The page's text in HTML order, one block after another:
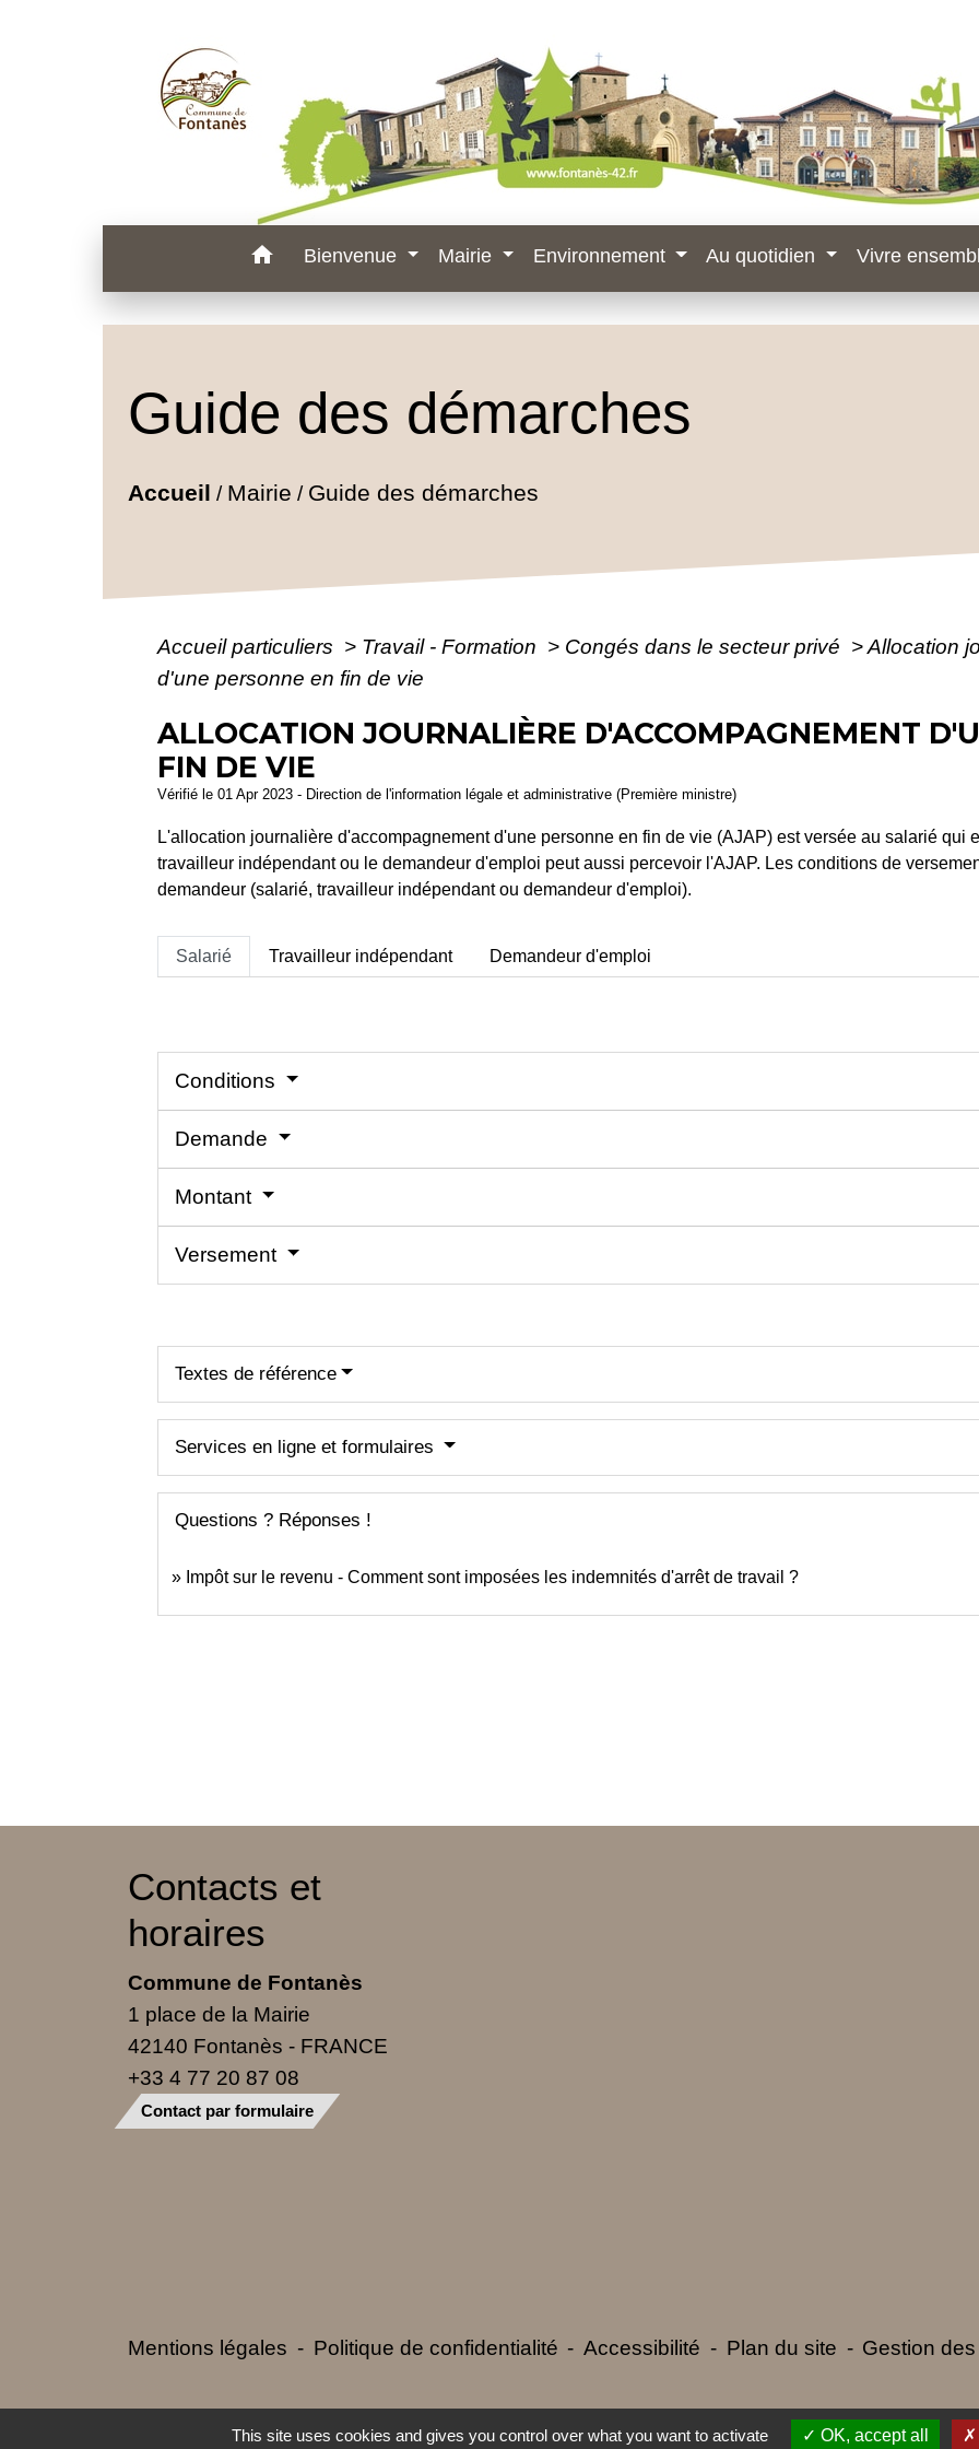
home Bienvenue Mairie Environnement Au quotidien Vivre
Guide des démarches
Accueil / Mairie / Guide des démarches
Accueil particuliers > Travail - Formation > Congés dans le secteur privé >Allocation
d'une personne en fin de vie
ALLOCATION JOURNALIÈRE D'ACCOMPAGNEMENT
FIN DE VIE
Vérifié le 01 Apr 2023 - Direction de l'information légale et administrative (Première ministre)
L'allocation journalière d'accompagnement d'une personne en fin de vie (AJAP) est versée au salarié qui
travailleur indépendant ou le demandeur d'emploi peut aussi percevoir l'AJAP. Les conditions de
demandeur (salarié, travailleur indépendant ou demandeur d'emploi).
Salarié Travailleur indépendant Demandeur d'emploi
Conditions
Demande
Montant
Versement
Textes de référence
Services en ligne et formulaires
Questions ? Réponses !
Impôt sur le revenu - Comment sont imposées les indemnités d'arrêt de travail ?
Contacts et
horaires
Commune de Fontanès
1 place de la Mairie
42140 Fontanès - FRANCE
+33 4 77 20 87 08
Contact par formulaire
Mentions légales - Politique de confidentialité - Accessibilité - Plan du site - Gestion
Site créé en partenariat avec Réseau des Communes
This site uses cookies and gives you control over what you want to activate OK, accept all